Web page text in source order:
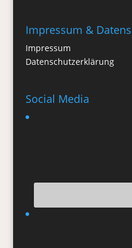
Impressum &
Impressum
Datenschutzerklärung
Social Media